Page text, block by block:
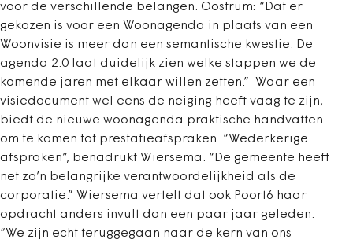
voor de verschillende belangen. Oostrum: “Dat er
gekozen is voor een Woonagenda in plaats van een
Woonvisie is meer dan een semantische kwestie. De
agenda 2.0 laat duidelijk zien welke stappen we de
komende jaren met elkaar willen zetten.” Waar een
visiedocument wel eens de neiging heeft vaag te zijn,
biedt de nieuwe woonagenda praktische handvatten
om te komen tot prestatieafspraken. “Wederkerige
afspraken”, benadrukt Wiersema. “De gemeente heeft
net zo’n belangrijke verantwoordelijkheid als de
corporatie.” Wiersema vertelt dat ook Poort6 haar
opdracht anders invult dan een paar jaar geleden.
“We zijn echt teruggegaan naar de kern van ons